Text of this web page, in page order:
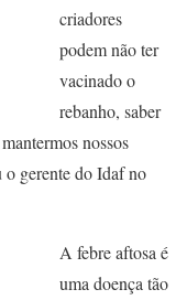
criadores
podem não ter
vacinado o
rebanho, saber
nossos
gerente do Idaf no
A febre aftosa é
uma doença tão